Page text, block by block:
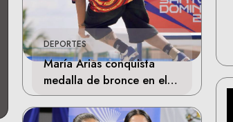
DEPORTES
María Arias conquista
medalla de bronce en el
skateboarding de los
Juegos Centroamericanos